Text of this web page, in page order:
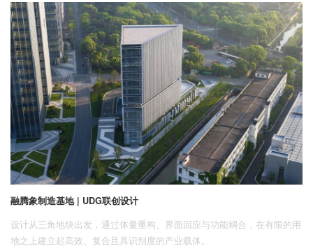
融腾象制造基地 | UDG联创设计
设计从三角地块出发，通过体量重构、界面回应与功能耦合，在有限的用
地之上建立起高效、复合且具识别度的产业载体。